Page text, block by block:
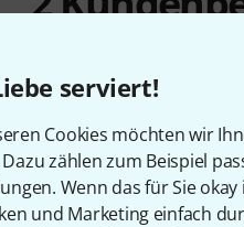
serviert!
Cookies möchten wir
zählen zum Beispiel
Wenn das für Sie
und Marketing einfach
4.5/ 5